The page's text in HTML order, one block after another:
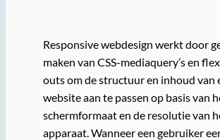
Responsive webdesign werkt door
maken van CSS-mediaquery’s en
outs om de structuur en inhoud van
website aan te passen op basis van
schermformaat en de resolutie van
apparaat. Wanneer een gebruiker